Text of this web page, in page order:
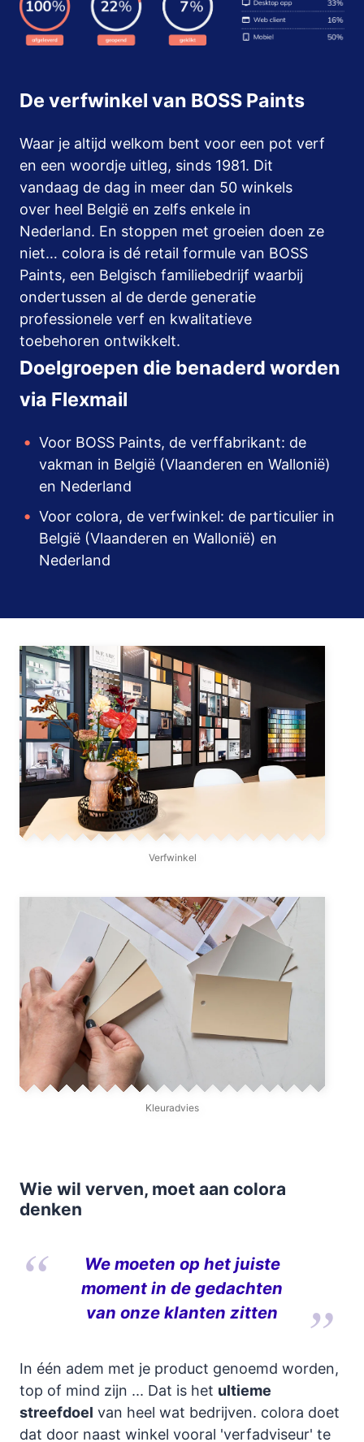
De verfwinkel van BOSS Paints
Waar je altijd welkom bent voor een pot verf
en een woordje uitleg, sinds 1981. Dit
vandaag de dag in meer dan 50 winkels
over heel België en zelfs enkele in
Nederland. En stoppen met groeien doen ze
niet… colora is dé retail formule van BOSS
Paints, een Belgisch familiebedrijf waarbij
ondertussen al de derde generatie
professionele verf en kwalitatieve
toebehoren ontwikkelt.
Doelgroepen die benaderd worden
via Flexmail
Voor BOSS Paints, de verffabrikant: de
vakman in België (Vlaanderen en Wallonië)
en Nederland
Voor colora, de verfwinkel: de particulier in
België (Vlaanderen en Wallonië) en
Nederland
Verfwinkel
Kleuradvies
Wie wil verven, moet aan colora
denken
We moeten op het juiste
moment in de gedachten
van onze klanten zitten
In één adem met je product genoemd worden,
top of mind zijn ... Dat is het ultieme
streefdoel van heel wat bedrijven. colora doet
dat door naast winkel vooral 'verfadviseur' te